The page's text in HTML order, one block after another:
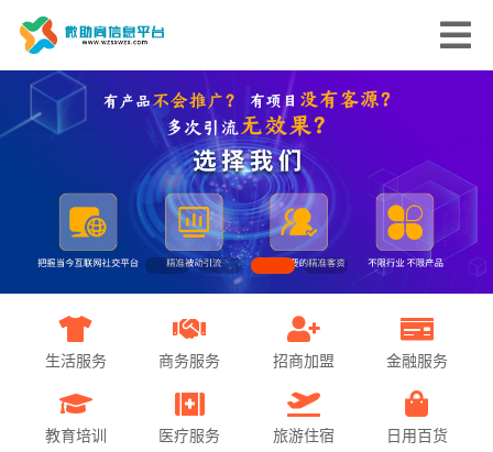
生活服务 商务服务 招商加盟 金融服务
教育培训 医疗服务 旅游住宿 日用百货